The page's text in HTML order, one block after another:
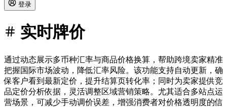
登录
实时牌价
通过动态展示多币种汇率与商品价格换算，帮助跨境卖家精准
把握国际市场波动，降低汇率风险。该功能支持自动更新，确
保客户看到最新定价，提升结算页转化率；同时为卖家提供竞
品定价分析依据，灵活调整区域营销策略。尤其适合多站点运
营场景，可减少手动调价误差，增强消费者对价格透明度的信